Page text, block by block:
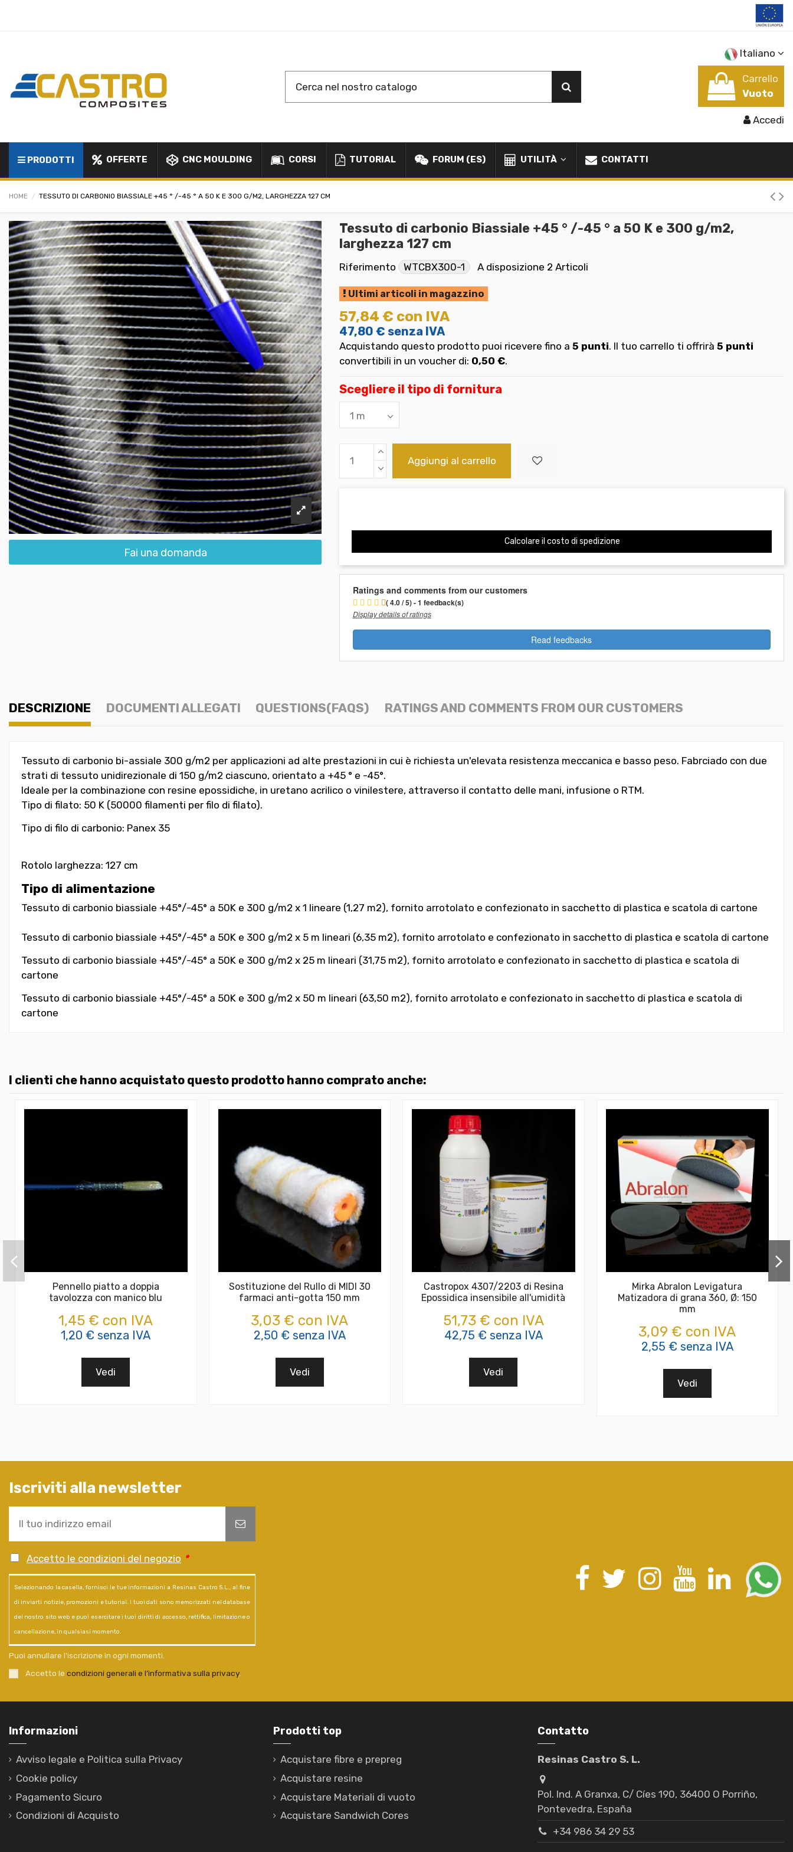
Italiano
Carrello
Vuoto
Accedi
PRODOTTI OFFERTE CNC MOULDING CORSI TUTORIAL FORUM (ES) UTILITÀ CONTATTI
HOME TESSUTO DI CARBONIO BIASSIALE +45 ° /-45 ° A 50 K E 300 G/M2, LARGHEZZA 127 CM
Fai una domanda
Tessuto di carbonio Biassiale +45 ° /-45 ° a 50 K e 300 g/m2,
larghezza 127 cm
Riferimento WTCBX300-1 A disposizione 2 Articoli
Ultimi articoli in magazzino
57,84 € con IVA
47,80 € senza IVA
Acquistando questo prodotto puoi ricevere fino a 5 punti. Il tuo carrello ti offrirà 5 punti
convertibili in un voucher di: 0,50 €.
Scegliere il tipo di fornitura
Aggiungi al carrello
Calcolare il costo di spedizione
Ratings and comments from our customers
( 4.0 / 5) - 1 feedback(s)
Display details of ratings
Read feedbacks
DESCRIZIONE DOCUMENTI ALLEGATI QUESTIONS(FAQS) RATINGS AND COMMENTS FROM OUR CUSTOMERS
Tessuto di carbonio bi-assiale 300 g/m2 per applicazioni ad alte prestazioni in cui è richiesta un'elevata resistenza meccanica e basso peso. Fabrciado con due
strati di tessuto unidirezionale di 150 g/m2 ciascuno, orientato a +45 ° e -45°.
Ideale per la combinazione con resine epossidiche, in uretano acrilico o vinilestere, attraverso il contatto delle mani, infusione o RTM.
Tipo di filato: 50 K (50000 filamenti per filo di filato).
Tipo di filo di carbonio: Panex 35
Rotolo larghezza: 127 cm
Tipo di alimentazione
Tessuto di carbonio biassiale +45°/-45° a 50K e 300 g/m2 x 1 lineare (1,27 m2), fornito arrotolato e confezionato in sacchetto di plastica e scatola di cartone
Tessuto di carbonio biassiale +45°/-45° a 50K e 300 g/m2 x 5 m lineari (6,35 m2), fornito arrotolato e confezionato in sacchetto di plastica e scatola di cartone
Tessuto di carbonio biassiale +45°/-45° a 50K e 300 g/m2 x 25 m lineari (31,75 m2), fornito arrotolato e confezionato in sacchetto di plastica e scatola di
cartone
Tessuto di carbonio biassiale +45°/-45° a 50K e 300 g/m2 x 50 m lineari (63,50 m2), fornito arrotolato e confezionato in sacchetto di plastica e scatola di
cartone
I clienti che hanno acquistato questo prodotto hanno comprato anche:
Pennello piatto a doppia
tavolozza con manico blu
1,45 € con IVA
1,20 € senza IVA
Vedi
Sostituzione del Rullo di MIDI 30
farmaci anti-gotta 150 mm
3,03 € con IVA
2,50 € senza IVA
Vedi
Castropox 4307/2203 di Resina
Epossidica insensibile all'umidità
51,73 € con IVA
42,75 € senza IVA
Vedi
Mirka Abralon Levigatura
Matizadora di grana 360, Ø: 150
mm
3,09 € con IVA
2,55 € senza IVA
Vedi
Iscriviti alla newsletter
Accetto le condizioni del negozio *
Selezionando la casella, fornisci le tue informazioni a Resinas Castro S.L., al fine
di inviarti notizie, promozioni e tutorial. I tuoi dati sono memorizzati nel database
del nostro sito web e puoi esercitare i tuoi diritti di accesso, rettifica, limitazione o
cancellazione, in qualsiasi momento.
Puoi annullare l'iscrizione in ogni momenti.
Accetto le condizioni generali e l’informativa sulla privacy.
Informazioni
Avviso legale e Politica sulla Privacy
Cookie policy
Pagamento Sicuro
Condizioni di Acquisto
Prodotti top
Acquistare fibre e prepreg
Acquistare resine
Acquistare Materiali di vuoto
Acquistare Sandwich Cores
Contatto
Resinas Castro S. L.
Pol. Ind. A Granxa, C/ Cíes 190, 36400 O Porriño,
Pontevedra, España
+34 986 34 29 53